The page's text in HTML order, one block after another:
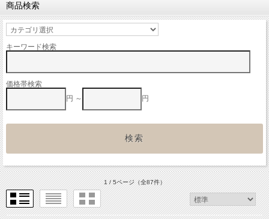
商品検索
キーワード検索
価格帯検索
円 ～
円
1 / 5ページ（全87件）